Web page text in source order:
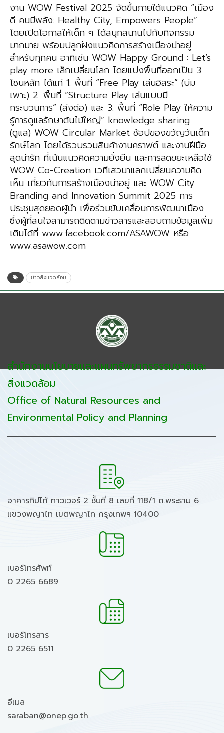
งาน WOW Festival 2025 จัดขึ้นภายใต้แนวคิด “เมือง
ดี คนมีพลัง: Healthy City, Empowers People”
โดยเปิดโอกาสให้เด็ก ๆ ได้สนุกสนานไปกับกิจกรรม
มากมาย พร้อมปลูกฝังแนวคิดการสร้างเมืองน่าอยู่
สำหรับทุกคน อาทิเช่น WOW Happy Ground : Let’s
play more เล็กเปลี่ยนโลก โดยแบ่งพื้นที่ออกเป็น 3
โซนหลัก ได้แก่ 1. พื้นที่ “Free Play เล่นอิสระ” (บ่ม
เพาะ) 2. พื้นที่ “Structure Play เล่นแบบมี
กระบวนการ” (ส่งต่อ) และ 3. พื้นที่ “Role Play ให้ความ
รู้การดูแลรักษาต้นไม้ใหญ่” knowledge sharing
(ดูแล) WOW Circular Market ช้อปของขวัญวันเด็ก
รักษ์โลก โดยได้รวบรวมสินค้างานคราฟต์ และงานฝีมือ
สุดน่ารัก ที่เน้นแนวคิดความยั่งยืน และการลดขยะเหลือใช้
WOW Co-Creation เวทีเสวนาแลกเปลี่ยนความคิด
เห็น เกี่ยวกับการสร้างเมืองน่าอยู่ และ WOW City
Branding and Innovation Summit 2025 การ
ประชุมสุดยอดผู้นำ เพื่อร่วมขับเคลื่อนการพัฒนาเมือง
ซึ่งผู้ที่สนใจสามารถติดตามข่าวสารและสอบถามข้อมูลเพิ่ม
เติมได้ที่ www.facebook.com/ASAWOW หรือ
www.asawow.com
ข่าวสิ่งแวดล้อม
สำนักงานนโยบายและแผนทรัพยากรธรรมชาติและ
สิ่งแวดล้อม
Office of Natural Resources and
Environmental Policy and Planning
อาคารทิปโก้ ทาวเวอร์ 2 ชั้นที่ 8 เลขที่ 118/1 ถ.พระราม 6
แขวงพญาไท เขตพญาไท กรุงเทพฯ 10400
เบอร์โทรศัพท์
0 2265 6689
เบอร์โทรสาร
0 2265 6511
อีเมล
saraban@onep.go.th